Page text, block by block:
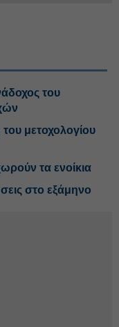
του
μετοχολογίου
τα ενοίκια
στο εξάμηνο